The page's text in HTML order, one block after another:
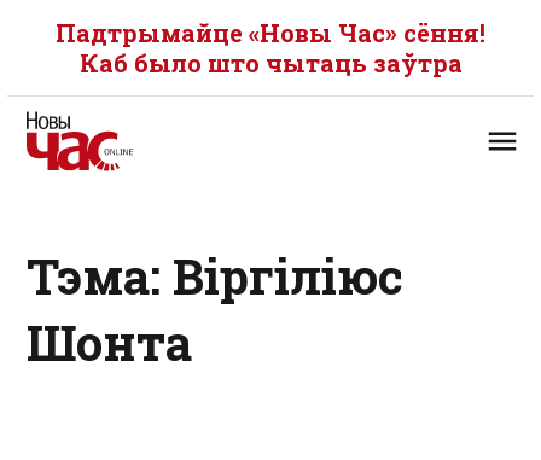
Падтрымайце «Новы Час» сёння!
Каб было што чытаць заўтра
Тэма: Віргіліюс
Шонта